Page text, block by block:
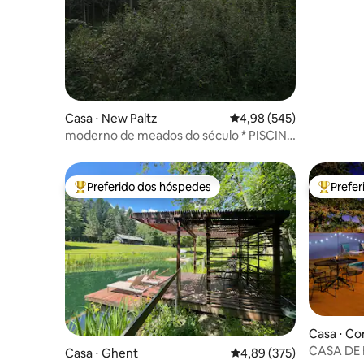
Casa ⋅ New Paltz 4,98 de uma avaliação
4,98 (545)
moderno de meados do século * PISCINA
Entre os melhores preferidos dos hóspedes
Preferido dos hóspedes
Casa ⋅ Ghent 4,89 de uma avaliação
4,89 (375)
Entre os
Casa ⋅
CASA DE